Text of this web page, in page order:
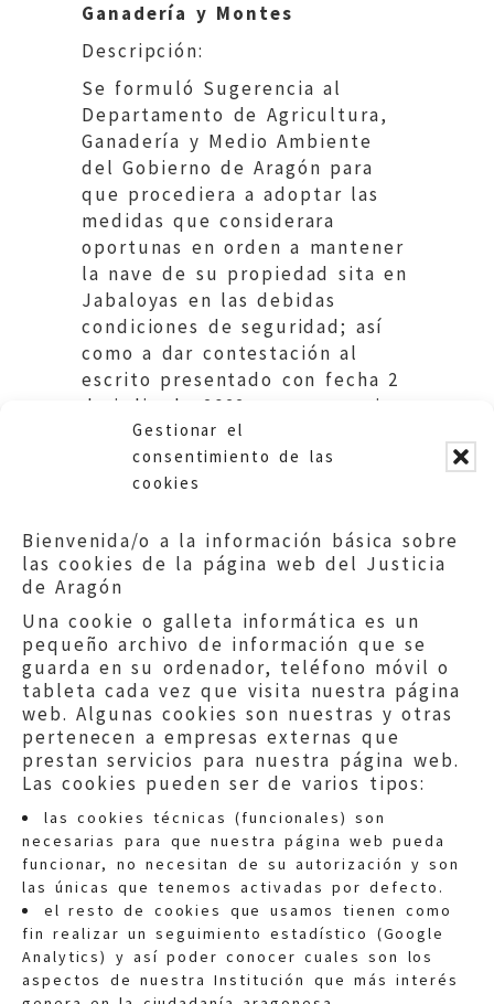
Gestionar el
consentimiento de las
cookies
Bienvenida/o a la información básica sobre
las cookies de la página web del Justicia
de Aragón
Una cookie o galleta informática es un
pequeño archivo de información que se
guarda en su ordenador, teléfono móvil o
tableta cada vez que visita nuestra página
web. Algunas cookies son nuestras y otras
pertenecen a empresas externas que
prestan servicios para nuestra página web.
Las cookies pueden ser de varios tipos:
las cookies técnicas (funcionales) son
necesarias para que nuestra página web pueda
funcionar, no necesitan de su autorización y son
las únicas que tenemos activadas por defecto.
el resto de cookies que usamos tienen como
fin realizar un seguimiento estadístico (Google
Analytics) y así poder conocer cuales son los
aspectos de nuestra Institución que más interés
Ganadería y Montes
Descripción:
Se formuló Sugerencia al
Departamento de Agricultura,
Ganadería y Medio Ambiente
del Gobierno de Aragón para
que procediera a adoptar las
medidas que considerara
oportunas en orden a mantener
la nave de su propiedad sita en
Jabaloyas en las debidas
condiciones de seguridad; así
como a dar contestación al
escrito presentado con fecha 2
de julio de 2022 por una vecina
de Jabaloyas.
Quejas:quejas@eljusticiadearagon.es
Información general:
informacion@eljusticiadearagon.es